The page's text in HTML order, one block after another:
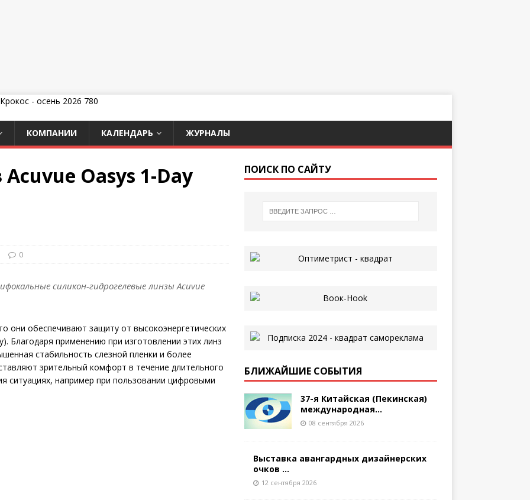
КОМПАНИИ КАЛЕНДАРЬ ЖУРНАЛЫ
Oasys 1-Day
0
силикон-гидрогелевые линзы Acuvue
они обеспечивают защиту от высокоэнергетических
Благодаря применению при изготовлении этих линз
стабильность слезной пленки и более
зрительный комфорт в течение длительного
ситуациях, например при пользовании цифровыми
ПОИСК ПО САЙТУ
БЛИЖАЙШИЕ СОБЫТИЯ
37-я Китайская (Пекинская)
международная...
08 сентября 2026
Выставка авангардных дизайнерских
очков ...
12 сентября 2026